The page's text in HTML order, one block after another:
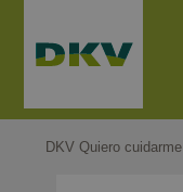
DKV Quiero cuidarme